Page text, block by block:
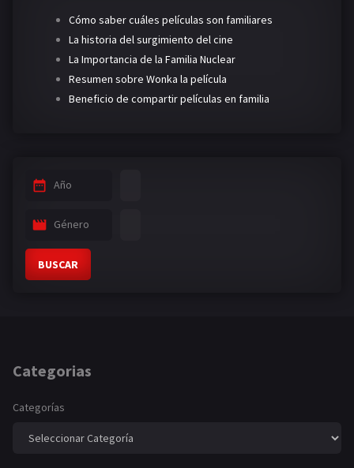
Cómo saber cuáles películas son familiares
La historia del surgimiento del cine
La Importancia de la Familia Nuclear
Resumen sobre Wonka la película
Beneficio de compartir películas en familia
Año
Género
BUSCAR
Categorias
Categorías